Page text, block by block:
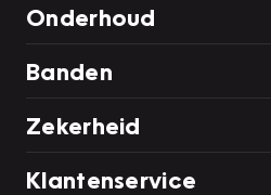
Onderhoud
Banden
Zekerheid
Klantenservice